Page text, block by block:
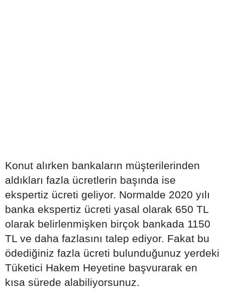
Konut alırken bankaların müşterilerinden
aldıkları fazla ücretlerin başında ise
ekspertiz ücreti geliyor. Normalde 2020 yılı
banka ekspertiz ücreti yasal olarak 650 TL
olarak belirlenmişken birçok bankada 1150
TL ve daha fazlasını talep ediyor. Fakat bu
ödediğiniz fazla ücreti bulunduğunuz yerdeki
Tüketici Hakem Heyetine başvurarak en
kısa sürede alabiliyorsunuz.